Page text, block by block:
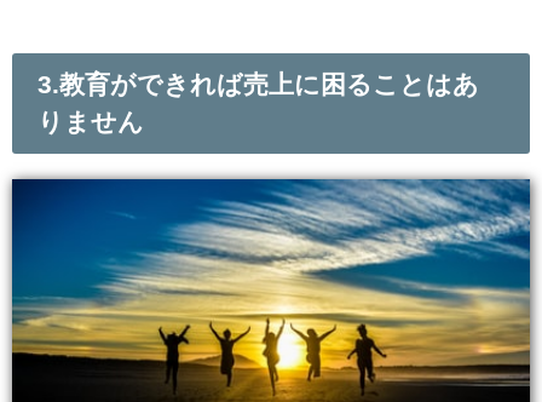
3.教育ができれば売上に困ることはあ
りません